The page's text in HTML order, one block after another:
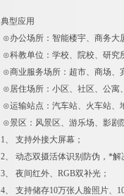
典型应用
⊙办公场所：智能楼宇、商务大
⊙科教单位：学校、院校、研究
⊙商业服务场所：超市、商场、
⊙居住场所：小区、社区、公寓
⊙运输站点：汽车站、火车站、
⊙景区：风景区、游乐场、影剧
1、 支持外接大屏幕；
2、 动态双摄活体识别防伪，*
3、 夜间红外、RGB双补光；
4、 支持储存10万张人脸照片、